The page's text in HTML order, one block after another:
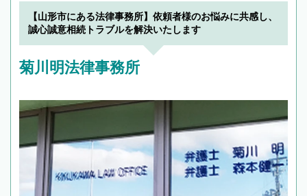
【山形市にある法律事務所】依頼者様のお悩みに共感し、
誠心誠意相続トラブルを解決いたします
菊川明法律事務所